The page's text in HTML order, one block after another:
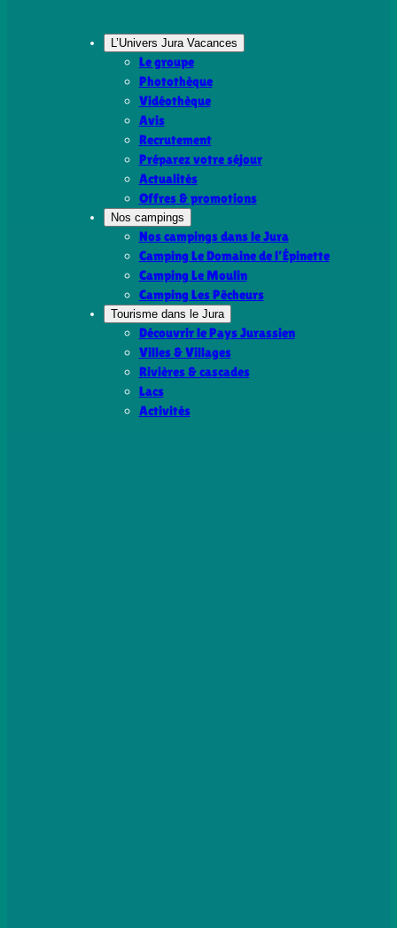
L’Univers Jura Vacances
Le groupe
Photothèque
Vidéothèque
Avis
Recrutement
Préparez votre séjour
Actualités
Offres & promotions
Nos campings
Nos campings dans le Jura
Camping Le Domaine de l’Épinette
Camping Le Moulin
Camping Les Pêcheurs
Tourisme dans le Jura
Découvrir le Pays Jurassien
Villes & Villages
Rivières & cascades
Lacs
Activités